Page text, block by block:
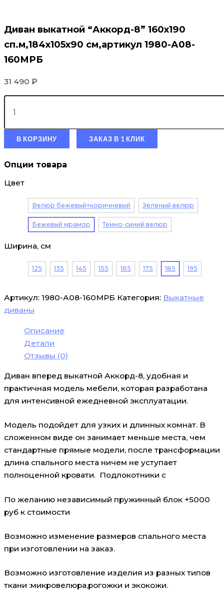
Диван выкатной “Аккорд-8” 160х190
сп.м,184х105х90 см,артикул 1980-А08-
160МРБ
31 490 ₽
В КОРЗИНУ ЗАКАЗ В 1 КЛИК
Опции товара
Цвет
Велюр бежевый+коричневый Зеленый велюр
Бежевый мрамор Темно-синий велюр
Ширина, см
125 135 145 155 165 175 185 195
Артикул: 1980-А08-160МРБ Категория: Выкатные
диваны
Описание
Детали
Отзывы (0)
Диван вперед выкатной Аккорд-8, удобная и
практичная модель мебели, которая разработана
для интенсивной ежедневной эксплуатации.
Модель подойдет для узких и длинных комнат. В
сложенном виде он занимает меньше места, чем
стандартные прямые модели, после трансформации
длина спального места ничем не уступает
полноценной кровати. Подлокотники с
По желанию независимый пружинный блок +5000
руб к стоимости
Возможно изменение размеров спального места
при изготовлении на заказ.
Возможно изготовление изделия из разных типов
ткани :микровелюра,рогожки и экокожи.